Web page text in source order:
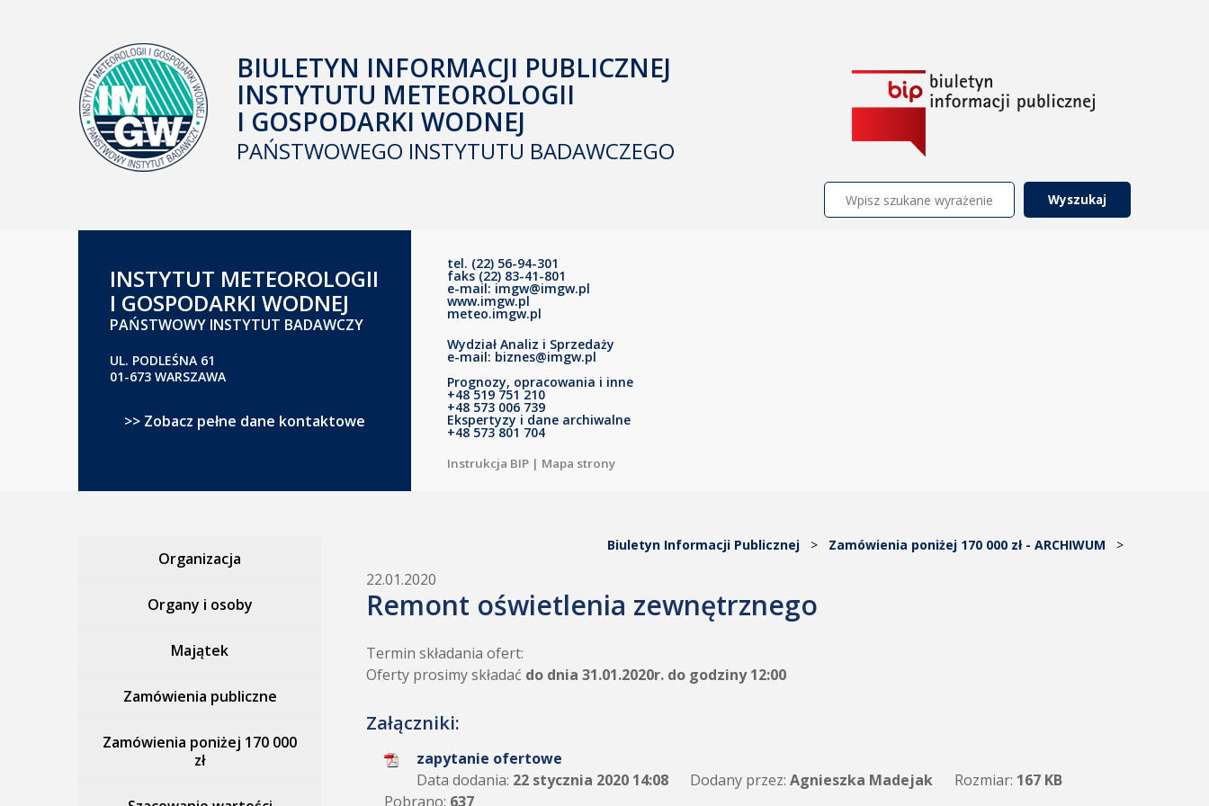
BIULETYN INFORMACJI PUBLICZNEJ
INSTYTUTU METEOROLOGII
I GOSPODARKI WODNEJ
PAŃSTWOWEGO INSTYTUTU BADAWCZEGO
Szukaj:
INSTYTUT METEOROLOGII
I GOSPODARKI WODNEJ
PAŃSTWOWY INSTYTUT BADAWCZY
UL. PODLEŚNA 61
01-673 WARSZAWA
>> Zobacz pełne dane kontaktowe
tel. (22) 56-94-301
faks (22) 83-41-801
e-mail: imgw@imgw.pl
www.imgw.pl
meteo.imgw.pl
Wydział Analiz i Sprzedaży
e-mail: biznes@imgw.pl
Prognozy, opracowania i inne
+48 519 751 210
+48 573 006 739
Ekspertyzy i dane archiwalne
+48 573 801 704
Instrukcja BIP | Mapa strony
Organizacja
Organy i osoby
Majątek
Zamówienia publiczne
Zamówienia poniżej 170 000
zł
Biuletyn Informacji Publicznej > Zamówienia poniżej 170 000 zł - ARCHIWUM >
22.01.2020
Remont oświetlenia zewnętrznego
Termin składania ofert:
Oferty prosimy składać do dnia 31.01.2020r. do godziny 12:00
Załączniki:
zapytanie ofertowe
Data dodania: 22 stycznia 2020 14:08 Dodany przez: Agnieszka Madejak Rozmiar: 167 KB
Pobrano: 637